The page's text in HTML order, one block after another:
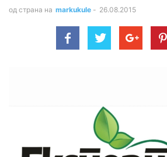
од страна на markukule - 26.08.2015